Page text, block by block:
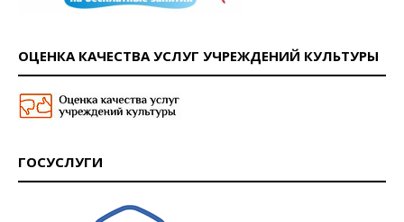
ОЦЕНКА КАЧЕСТВА УСЛУГ УЧРЕЖДЕНИЙ КУЛЬТУРЫ
ГОСУСЛУГИ